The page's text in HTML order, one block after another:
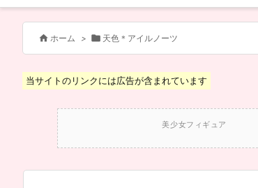
 ホーム >  天色＊アイルノーツ
当サイトのリンクには広告が含まれています
美少女フィギュア